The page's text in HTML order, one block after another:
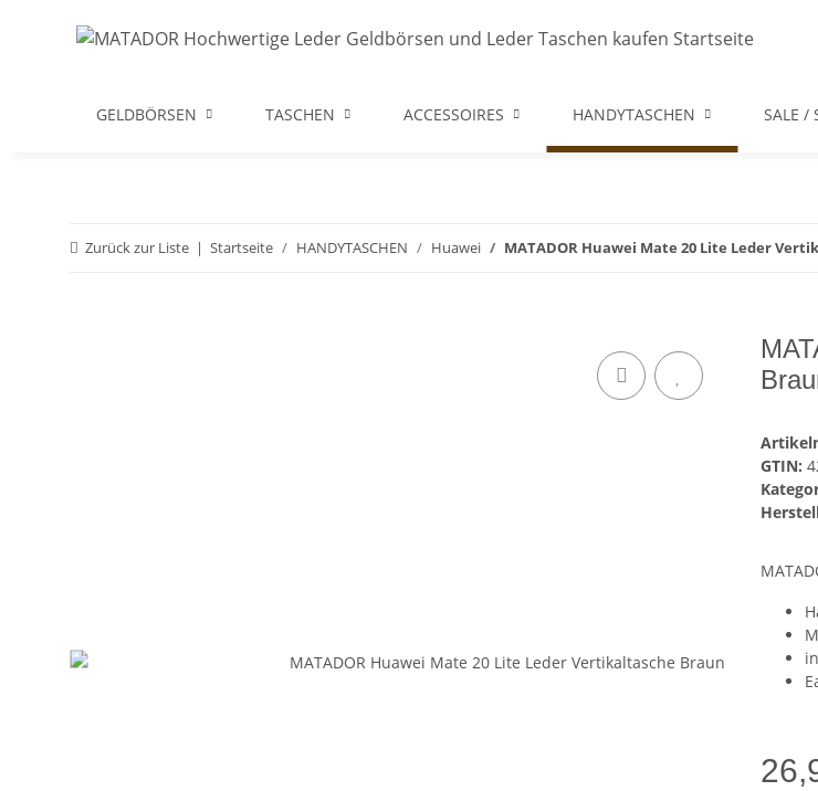
GELDBÖRSEN TASCHEN ACCESSOIRES HANDYTASCHEN SALE /
Zurück zur Liste Startseite HANDYTASCHEN Huawei MATADOR Huawei Mate 20 Lite Leder
GTIN: